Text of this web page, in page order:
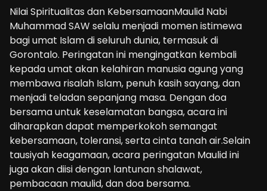
Nilai Spiritualitas dan KebersamaanMaulid Nabi
Muhammad SAW selalu menjadi momen istimewa
bagi umat Islam di seluruh dunia, termasuk di
Gorontalo. Peringatan ini mengingatkan kembali
kepada umat akan kelahiran manusia agung yang
membawa risalah Islam, penuh kasih sayang, dan
menjadi teladan sepanjang masa. Dengan doa
bersama untuk keselamatan bangsa, acara ini
diharapkan dapat memperkokoh semangat
kebersamaan, toleransi, serta cinta tanah air.Selain
tausiyah keagamaan, acara peringatan Maulid ini
juga akan diisi dengan lantunan shalawat,
pembacaan maulid, dan doa bersama.